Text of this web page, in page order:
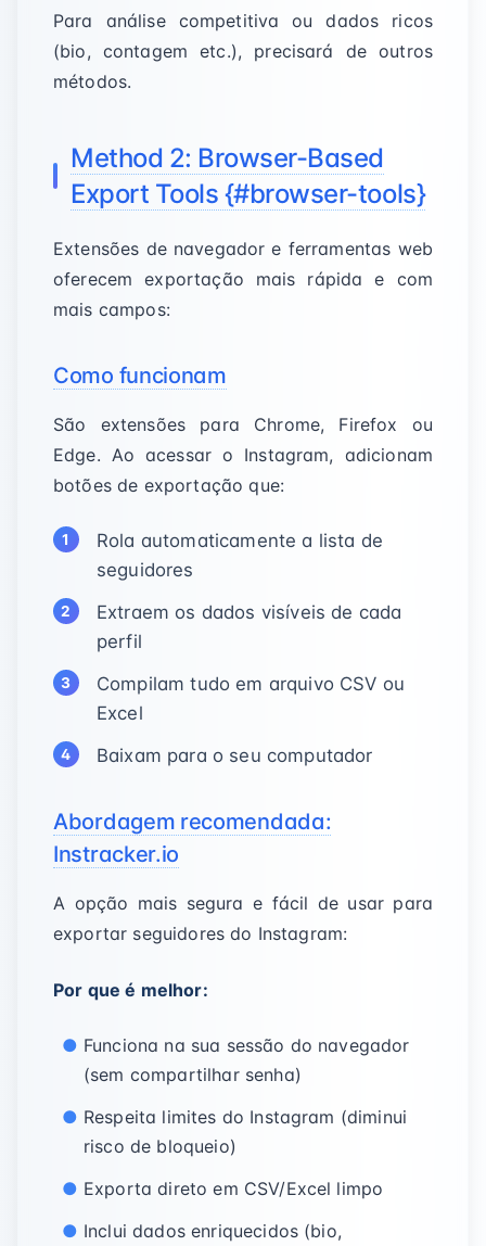
Para análise competitiva ou dados ricos
(bio, contagem etc.), precisará de outros
métodos.
Method 2: Browser-Based
Export Tools {#browser-tools}
Extensões de navegador e ferramentas web
oferecem exportação mais rápida e com
mais campos:
Como funcionam
São extensões para Chrome, Firefox ou
Edge. Ao acessar o Instagram, adicionam
botões de exportação que:
Rola automaticamente a lista de
seguidores
Extraem os dados visíveis de cada
perfil
Compilam tudo em arquivo CSV ou
Excel
Baixam para o seu computador
Abordagem recomendada:
Instracker.io
A opção mais segura e fácil de usar para
exportar seguidores do Instagram:
Por que é melhor:
Funciona na sua sessão do navegador
(sem compartilhar senha)
Respeita limites do Instagram (diminui
risco de bloqueio)
Exporta direto em CSV/Excel limpo
Inclui dados enriquecidos (bio,